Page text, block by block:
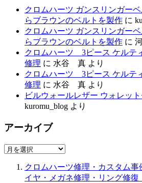
クロムハーツ ガンスリンガー
らブラウンのベルトを製作 に
クロムハーツ ガンスリンガー
らブラウンのベルトを製作 に
クロムハーツ 3ピース ケルテ
修理 に 水谷 真 より
クロムハーツ 3ピース ケルテ
修理 に 水谷 真 より
ビルウォールレザー ウォレッ
kuromu_blog より
アーカイブ
ア
クロムハーツ修理・カスタム
イヤ・メガネ修理・リング修復